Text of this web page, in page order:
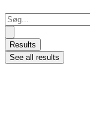
Search
...
Results
See all results